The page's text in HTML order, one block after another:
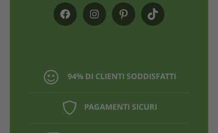
94% DI CLIENTI SODDISFATTI
PAGAMENTI SICURI